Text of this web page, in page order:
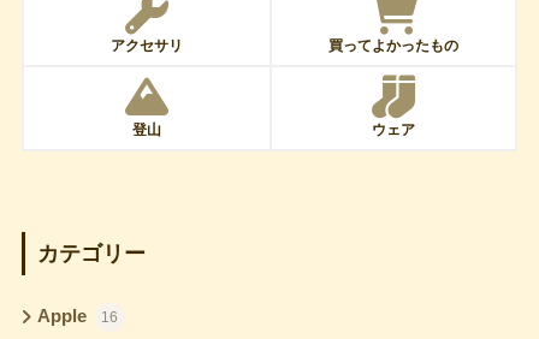
アクセサリ 買ってよかったもの
登山 ウェア
カテゴリー
Apple 16